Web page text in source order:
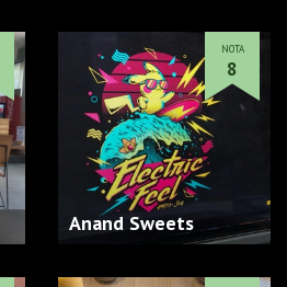
Anand Sweets
NOTA
8